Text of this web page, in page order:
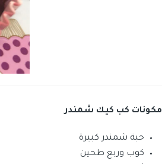
مكونات كب كيك شمندر
حبة شمندر كبيرة
كوب وربع طحين